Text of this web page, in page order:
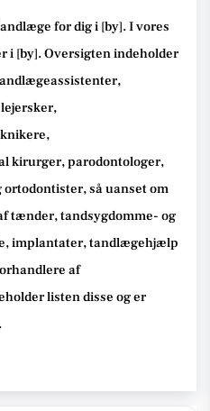
for dig i [by]. I vores
i [by].Oversigten indeholder
kirurger, parodontologer,
såuanset om
tænder, tandsygdomme- og
implantater, tandlægehjælp
af
listen disse og er
.